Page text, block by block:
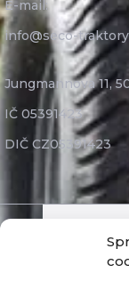
E-mail:
info@seco-
Jungmannova 11,
IČ 05391423
DIČ CZ05391423
Seco Industries,